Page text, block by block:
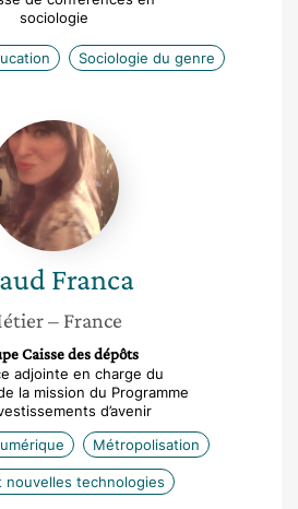
sociologie
Sociologie du genre
Maud
Franca
Franca
– France
Caisse des dépôts
adjointe en charge du
la mission du Programme
d’avenir
Métropolisation
nouvelles technologies